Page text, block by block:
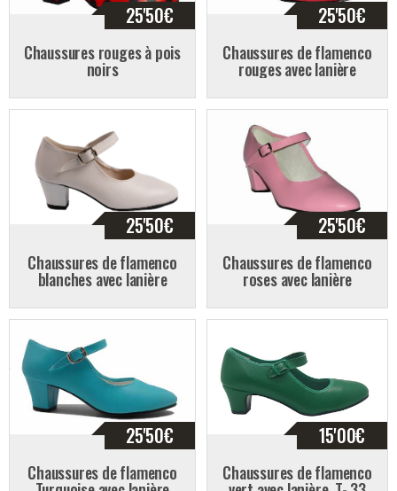
25'50€
Chaussures rouges à pois
noirs
25'50€
Chaussures de flamenco
rouges avec lanière
25'50€
Chaussures de flamenco
blanches avec lanière
25'50€
Chaussures de flamenco
roses avec lanière
25'50€
Chaussures de flamenco
15'00€
Chaussures de flamenco